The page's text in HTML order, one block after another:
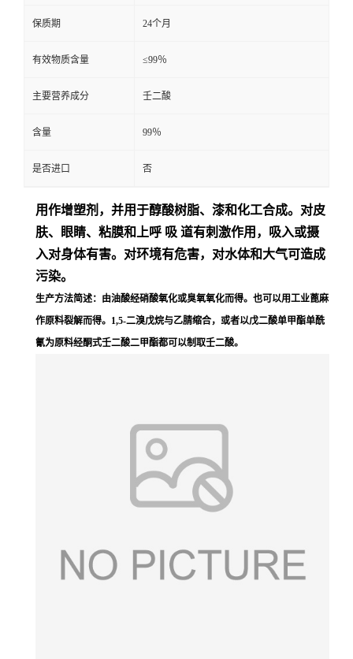
保质期 24个月
有效物质含量 ≤99％
主要营养成分 壬二酸
含量 99％
是否进口 否
用作增塑剂，并用于醇酸树脂、漆和化工合成。对皮
肤、眼睛、粘膜和 上 呼 吸 道有刺激作用，吸入或摄
入对身体有害。对环境有危害，对水体和大气可造成
污染。
生产方法简述：由油酸经硝酸氧化或臭氧氧化而得。也可以用工业蓖麻
作原料裂解而得。1,5-二溴戊烷与乙腈缩合，或者以戊二酸单甲酯单酰
氰为原料经酮式壬二酸二甲酯都可以制取壬二酸。